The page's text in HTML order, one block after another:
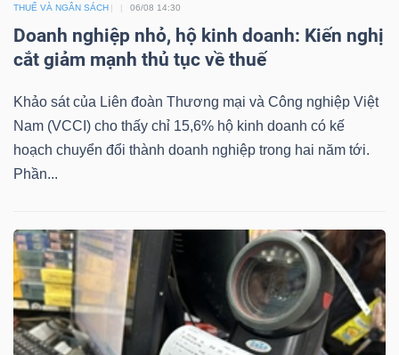
THUẾ VÀ NGÂN SÁCH 06/08 14:30
Doanh nghiệp nhỏ, hộ kinh doanh: Kiến nghị
cắt giảm mạnh thủ tục về thuế
Khảo sát của Liên đoàn Thương mại và Công nghiệp Việt
Nam (VCCI) cho thấy chỉ 15,6% hộ kinh doanh có kế
hoạch chuyển đổi thành doanh nghiệp trong hai năm tới.
Phần...
BẤT
SẢN
Mã
chứng
(-)
Tất cả Cổ phiếu Chứng chỉ quỹ
Lãnh
đạo